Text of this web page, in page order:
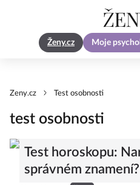
Ženy.cz Moje
Zeny.cz Test osobnosti
test osobnosti
Test horoskopu:
správném znamení?